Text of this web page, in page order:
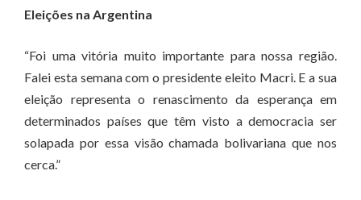
Eleições na Argentina
“Foi uma vitória muito importante para nossa região.
Falei esta semana com o presidente eleito Macri. E a sua
eleição representa o renascimento da esperança em
determinados países que têm visto a democracia ser
solapada por essa visão chamada bolivariana que nos
cerca.”